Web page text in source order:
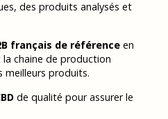
des produits analysés et
français de référenceen
chaine de production
meilleurs produits.
de qualité pour assurer le